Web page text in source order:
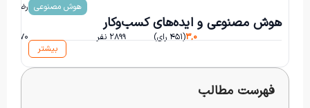
سید مهدی خلیق رضوی
هوش مصنوعی
هوش مصنوعی و ایده‌های کسب‌و‌کار
۳,۰(۴۵۱ رای) ۲۸۹۹ نفر
۱۷۰ ساعت و ۱۱ دقیقه
بیشتر
فهرست مطالب